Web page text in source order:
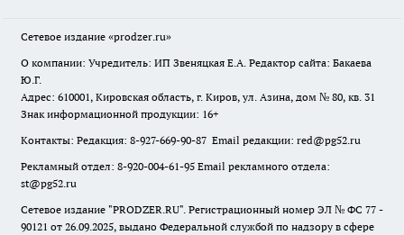
Сетевое издание «prodzer.ru»
О компании: Учредитель: ИП Звеняцкая Е.А. Редактор сайта: Бакаева
Ю.Г.
Адрес: 610001, Кировская область, г. Киров, ул. Азина, дом № 80, кв. 31
Знак информационной продукции: 16+
Контакты: Редакция: 8-927-669-90-87 Email редакции: red@pg52.ru
Рекламный отдел: 8-920-004-61-95 Email рекламного отдела:
st@pg52.ru
Сетевое издание "PRODZER.RU". Регистрационный номер ЭЛ № ФС 77 -
90121 от 26.09.2025, выдано Федеральной службой по надзору в сфере